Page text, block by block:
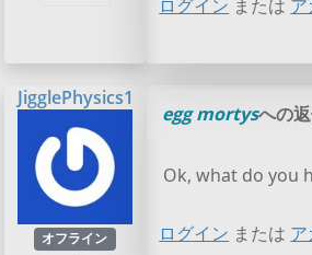
ログイン または
JigglePhysics1
オフライン
egg mortysへの
Ok, what do you
ログイン または